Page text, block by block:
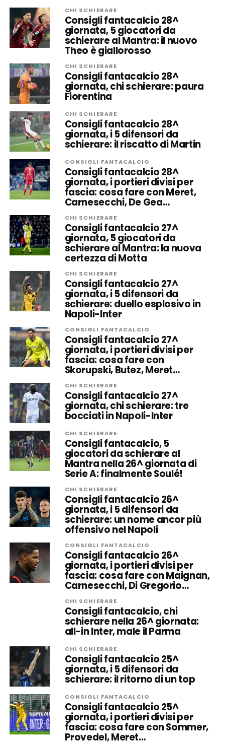
CHI SCHIERARE
Consigli fantacalcio 28^
giornata, 5 giocatori da
schierare al Mantra: il nuovo
Theo è giallorosso
CHI SCHIERARE
Consigli fantacalcio 28^
giornata, chi schierare: paura
Fiorentina
CHI SCHIERARE
Consigli fantacalcio 28^
giornata, i 5 difensori da
schierare: il riscatto di Martin
CONSIGLI FANTACALCIO
Consigli fantacalcio 28^
giornata, i portieri divisi per
fascia: cosa fare con Meret,
Carnesecchi, De Gea…
CHI SCHIERARE
Consigli fantacalcio 27^
giornata, 5 giocatori da
schierare al Mantra: la nuova
certezza di Motta
CHI SCHIERARE
Consigli fantacalcio 27^
giornata, i 5 difensori da
schierare: duello esplosivo in
Napoli-Inter
CONSIGLI FANTACALCIO
Consigli fantacalcio 27^
giornata, i portieri divisi per
fascia: cosa fare con
Skorupski, Butez, Meret…
CHI SCHIERARE
Consigli fantacalcio 27^
giornata, chi schierare: tre
bocciati in Napoli-Inter
CHI SCHIERARE
Consigli fantacalcio, 5
giocatori da schierare al
Mantra nella 26^ giornata di
Serie A: finalmente Soulé!
CHI SCHIERARE
Consigli fantacalcio 26^
giornata, i 5 difensori da
schierare: un nome ancor più
offensivo nel Napoli
CONSIGLI FANTACALCIO
Consigli fantacalcio 26^
giornata, i portieri divisi per
fascia: cosa fare con Maignan,
Carnesecchi, Di Gregorio…
CHI SCHIERARE
Consigli fantacalcio, chi
schierare nella 26^ giornata:
all-in Inter, male il Parma
CHI SCHIERARE
Consigli fantacalcio 25^
giornata, i 5 difensori da
schierare: il ritorno di un top
CONSIGLI FANTACALCIO
Consigli fantacalcio 25^
giornata, i portieri divisi per
fascia: cosa fare con Sommer,
Provedel, Meret…